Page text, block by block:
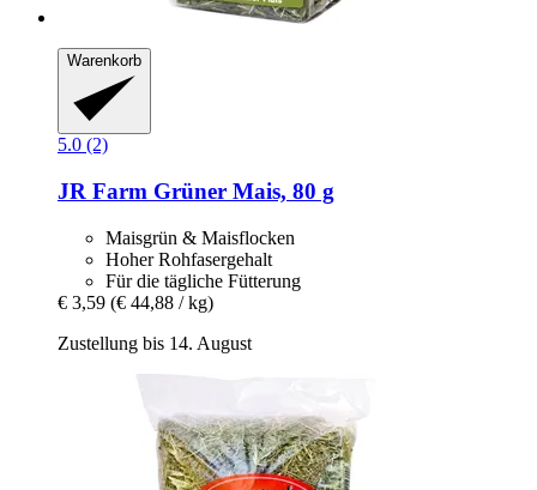
Warenkorb
5.0 (2)
JR Farm Grüner Mais, 80 g
Maisgrün & Maisflocken
Hoher Rohfasergehalt
Für die tägliche Fütterung
€ 3,59 (€ 44,88 / kg)
Zustellung bis 14. August